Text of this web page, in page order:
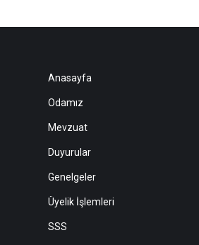
Anasayfa
Odamız
Mevzuat
Duyurular
Genelgeler
Üyelik İşlemleri
SSS